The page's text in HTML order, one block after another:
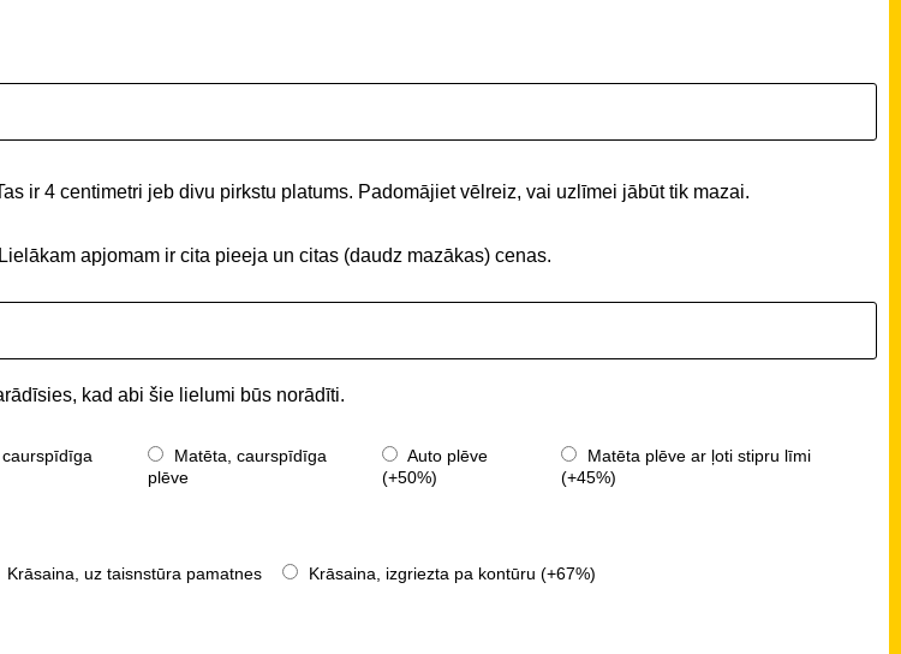
ir 4 centimetri jeb divu pirkstu platums. Padomājiet vēlreiz, vai uzlīmei jābūt tik mazai.
apjomam ir cita pieeja un citas (daudz mazākas) cenas.
kad abi šie lielumi būs norādīti.
Matēta, caurspīdīga
plēve
Auto plēve
(+50%)
Matēta plēve ar ļoti stipru līmi
(+45%)
Krāsaina, uz taisnstūra pamatnes Krāsaina, izgriezta pa kontūru (+67%)